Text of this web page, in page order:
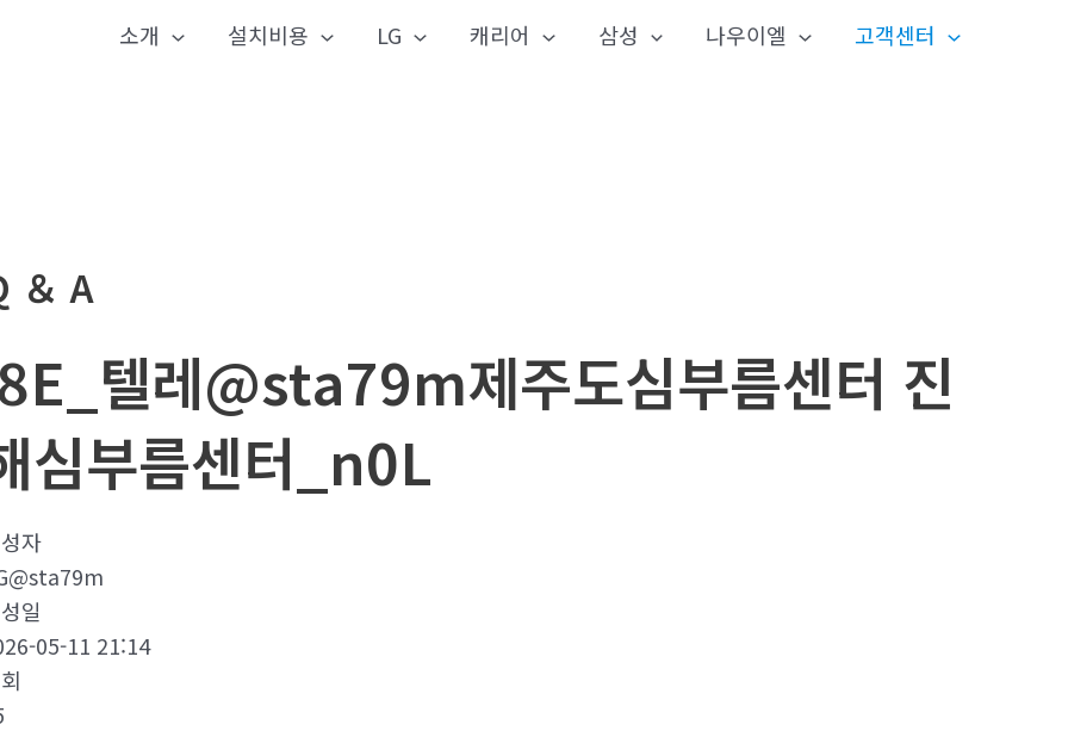
소개 설치비용 LG 캐리어 삼성 나우이엘 고객센터
＆ A
텔레@sta79m제주도심부름센터 진
심부름센터_n0L
자
일
05-11 21:14